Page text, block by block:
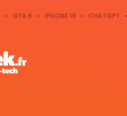
GTA 6 IPHONE 18 CHATGPT